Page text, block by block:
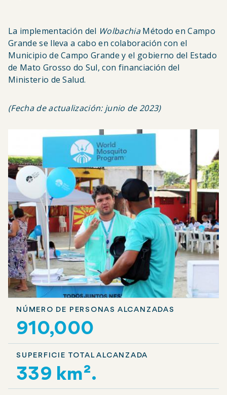
La implementación del WolbachiaMétodo en Campo
Grande se lleva a cabo en colaboración con el
Municipio de Campo Grande y el gobierno del Estado
de Mato Grosso do Sul, con financiación del
Ministerio de Salud.
(Fecha de actualización: junio de 2023)
NÚMERO DE PERSONAS ALCANZADAS
910,000
SUPERFICIE TOTAL ALCANZADA
339 km².